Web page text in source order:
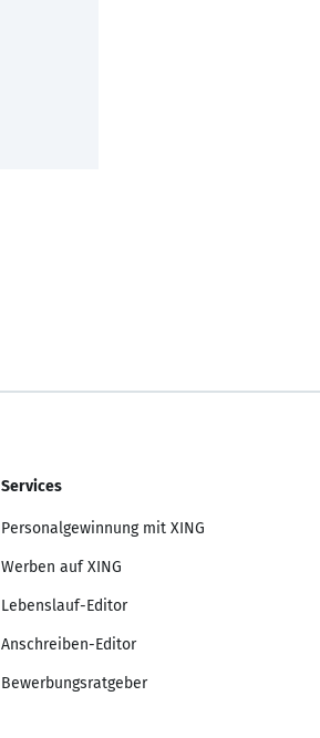
Services
Personalgewinnung mit XING
Werben auf XING
Lebenslauf-Editor
Anschreiben-Editor
Bewerbungsratgeber